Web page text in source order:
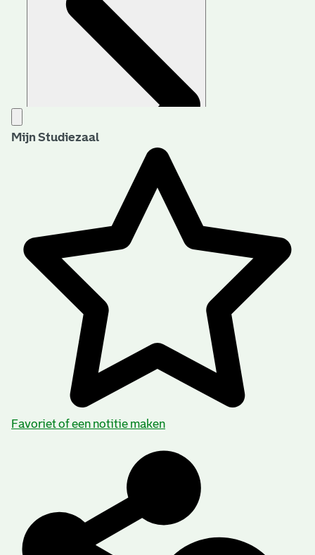
Aanwijzingen voor de gebruiker
Mijn Studiezaal
Favoriet of een notitie maken